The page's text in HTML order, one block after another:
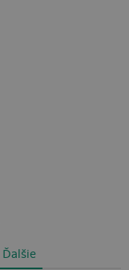
Ďalšie